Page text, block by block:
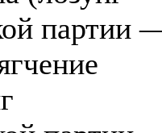
партии